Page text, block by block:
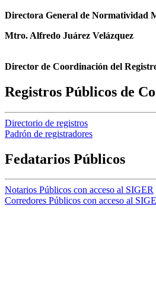
Directora General de Normatividad
Mtro. Alfredo Juárez Velázquez
Director de Coordinación del
Registros Públicos de
Directorio de registros
Padrón de registradores
Fedatarios Públicos
Notarios Públicos con acceso al SIGER
Corredores Públicos con acceso al